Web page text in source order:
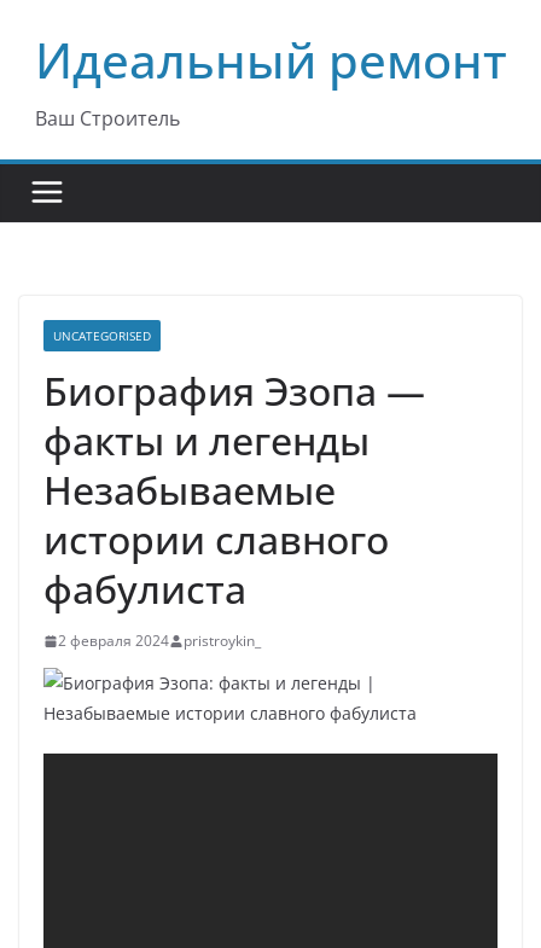
содержимому
Идеальный ремонт
Ваш Строитель
UNCATEGORISED
Биография Эзопа —
факты и легенды
Незабываемые
истории славного
фабулиста
2 февраля 2024 pristroykin_